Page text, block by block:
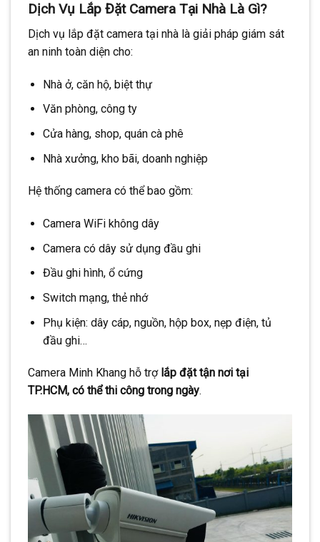
Dịch Vụ Lắp Đặt Camera Tại Nhà Là Gì?
Dịch vụ lắp đặt camera tại nhà là giải pháp giám sát
an ninh toàn diện cho:
Nhà ở, căn hộ, biệt thự
Văn phòng, công ty
Cửa hàng, shop, quán cà phê
Nhà xưởng, kho bãi, doanh nghiệp
Hệ thống camera có thể bao gồm:
Camera WiFi không dây
Camera có dây sử dụng đầu ghi
Đầu ghi hình, ổ cứng
Switch mạng, thẻ nhớ
Phụ kiện: dây cáp, nguồn, hộp box, nẹp điện, tủ
đầu ghi…
Camera Minh Khang hỗ trợ lắp đặt tận nơi tại
TP.HCM, có thể thi công trong ngày.